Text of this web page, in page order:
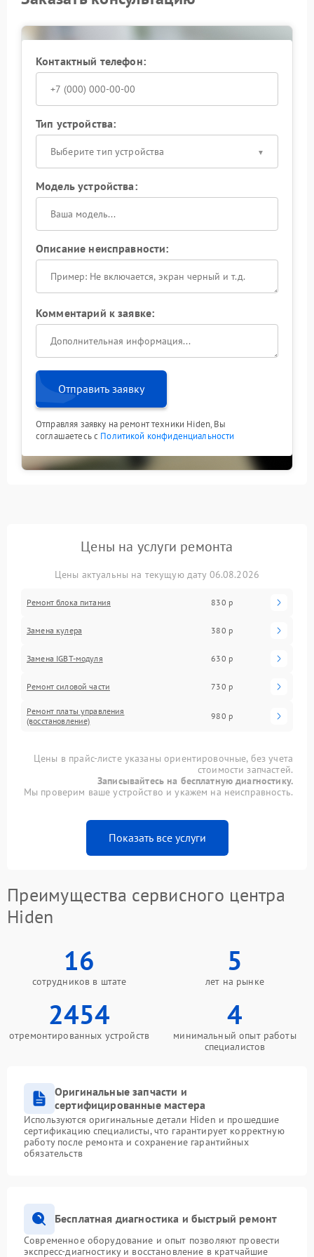
методики, исключающие случайные ошибки при
замене элементов цепи.
вернуть ИБП в стабильный режим эксплуатации.
Контактный телефон:
Тип устройства:
Выберите тип устройства
Модель устройства:
Описание неисправности:
Комментарий к заявке:
Отправить заявку
Отправляя заявку на ремонт техники Hiden, Вы
соглашаетесь с Политикой конфиденциальности
Цены на услуги ремонта
Цены актуальны на текущую дату 06.08.2026
Ремонт блока питания 830 р
Замена кулера 380 р
Замена IGBT-модуля 630 р
Ремонт силовой части 730 р
Ремонт платы управления
(восстановление)
980 р
Цены в прайс-листе указаны ориентировочные, без учета
стоимости запчастей.
Записывайтесь на бесплатную диагностику.
Мы проверим ваше устройство и укажем на неисправность.
Показать все услуги
Преимущества сервисного центра
Hiden
16
сотрудников в штате
5
лет на рынке
2454
отремонтированных устройств
4
минимальный опыт работы
специалистов
Оригинальные запчасти и
сертифицированные мастера
Используются оригинальные детали Hiden и прошедшие
сертификацию специалисты, что гарантирует корректную
работу после ремонта и сохранение гарантийных
обязательств
Бесплатная диагностика и быстрый ремонт
Современное оборудование и опыт позволяют провести
экспресс-диагностику и восстановление в кратчайшие